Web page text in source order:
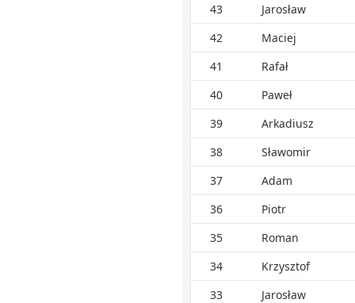
43
Jarosław
42
Maciej
41
Rafał
40
Paweł
39
Arkadiusz
38
Sławomir
37
Adam
36
Piotr
35
Roman
34
Krzysztof
33
Jarosław